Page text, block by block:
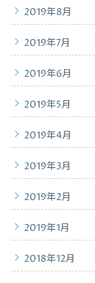
2019年8月
2019年7月
2019年6月
2019年5月
2019年4月
2019年3月
2019年2月
2019年1月
2018年12月